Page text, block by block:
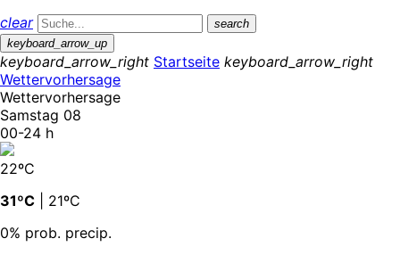
clear
search
keyboard_arrow_up
keyboard_arrow_right Startseite keyboard_arrow_right
Wettervorhersage
Wettervorhersage
Samstag 08
00-24 h
22ºC
31ºC | 21ºC
0% prob. precip.